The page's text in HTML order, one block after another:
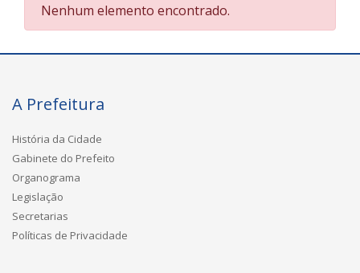
Nenhum elemento encontrado.
A Prefeitura
História da Cidade
Gabinete do Prefeito
Organograma
Legislação
Secretarias
Políticas de Privacidade